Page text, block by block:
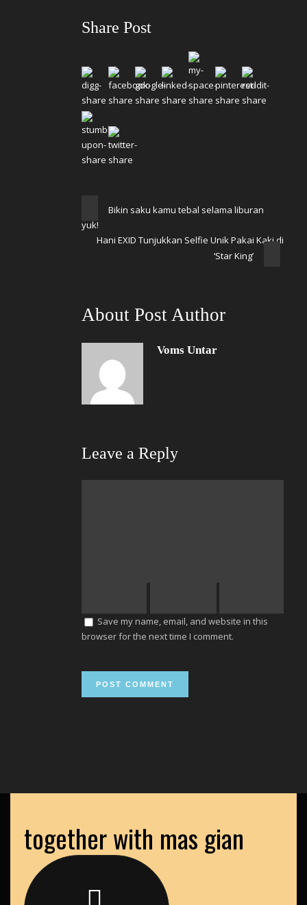
Share Post
Bikin saku kamu tebal selama liburan
yuk!
Hani EXID Tunjukkan Selfie Unik Pakai Kaki di
‘Star King’
About Post Author
Voms Untar
Leave a Reply
Save my name, email, and website in this
browser for the next time I comment.
together with mas gian